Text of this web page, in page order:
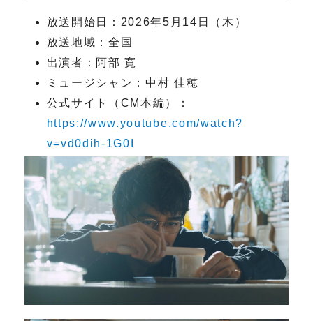
放送開始日：2026年5月14日（木）
放送地域：全国
出演者：阿部 寛
ミュージシャン：中村 佳穂
公式サイト（CM本編）：
https://www.youtube.com/watch?
v=vd0dih-1G0I